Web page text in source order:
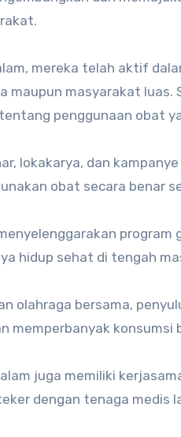
mereka telah aktif
masyarakat luas.
penggunaan obat
lokakarya, dan
obat secara benar
hidup sehat di tengah
olahraga bersama,
memperbanyak konsumsi
juga memiliki
dengan tenaga medis